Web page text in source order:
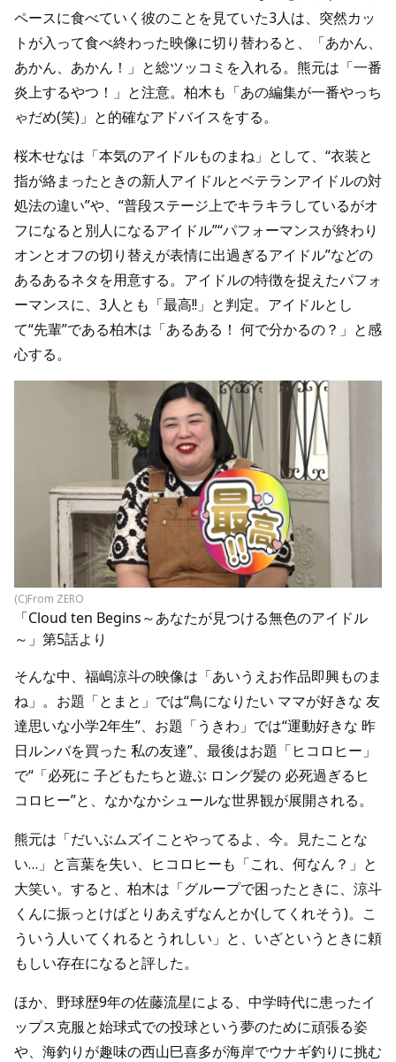
ペースに食べていく彼のことを見ていた3人は、突然カッ
トが入って食べ終わった映像に切り替わると、「あかん、
あかん、あかん！」と総ツッコミを入れる。熊元は「一番
炎上するやつ！」と注意。柏木も「あの編集が一番やっち
ゃだめ(笑)」と的確なアドバイスをする。
桜木せなは「本気のアイドルものまね」として、“衣装と
指が絡まったときの新人アイドルとベテランアイドルの対
処法の違い”や、“普段ステージ上でキラキラしているがオ
フになると別人になるアイドル”“パフォーマンスが終わり
オンとオフの切り替えが表情に出過ぎるアイドル”などの
あるあるネタを用意する。アイドルの特徴を捉えたパフォ
ーマンスに、3人とも「最高!!」と判定。アイドルとし
て“先輩”である柏木は「あるある！ 何で分かるの？」と感
心する。
(C)From ZERO
「Cloud ten Begins～あなたが見つける無色のアイドル
～」第5話より
そんな中、福嶋涼斗の映像は「あいうえお作品即興ものま
ね」。お題「とまと」では“鳥になりたい ママが好きな 友
達思いな小学2年生”、お題「うきわ」では“運動好きな 昨
日ルンバを買った 私の友達”、最後はお題「ヒコロヒー」
で“「必死に 子どもたちと遊ぶ ロング髪の 必死過ぎるヒ
コロヒー”と、なかなかシュールな世界観が展開される。
熊元は「だいぶムズイことやってるよ、今。見たことな
い…」と言葉を失い、ヒコロヒーも「これ、何なん？」と
大笑い。すると、柏木は「グループで困ったときに、涼斗
くんに振っとけばとりあえずなんとか(してくれそう)。こ
ういう人いてくれるとうれしい」と、いざというときに頼
もしい存在になると評した。
ほか、野球歴9年の佐藤流星による、中学時代に患ったイ
ップス克服と始球式での投球という夢のために頑張る姿
や、海釣りが趣味の西山巳喜多が海岸でウナギ釣りに挑む